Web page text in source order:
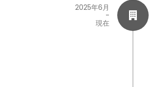
2025年6月
-
現在